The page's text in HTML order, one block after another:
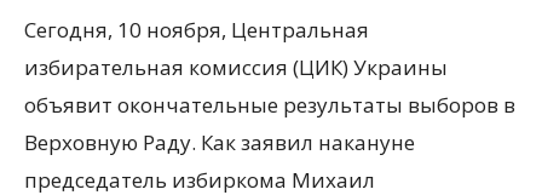
Сегодня, 10 ноября, Центральная
избирательная комиссия (ЦИК) Украины
объявит окончательные результаты выборов в
Верховную Раду. Как заявил накануне
председатель избиркома Михаил